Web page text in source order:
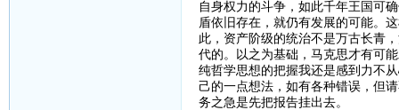
自身权力的斗争，如此千年王国可
盾依旧存在，就仍有发展的可能。
此，资产阶级的统治不是万古长青
代的。以之为基础，马克思才有可
纯哲学思想的把握我还是感到力不
己的一点想法，如有各种错误，但
务之急是先把报告挂出去。